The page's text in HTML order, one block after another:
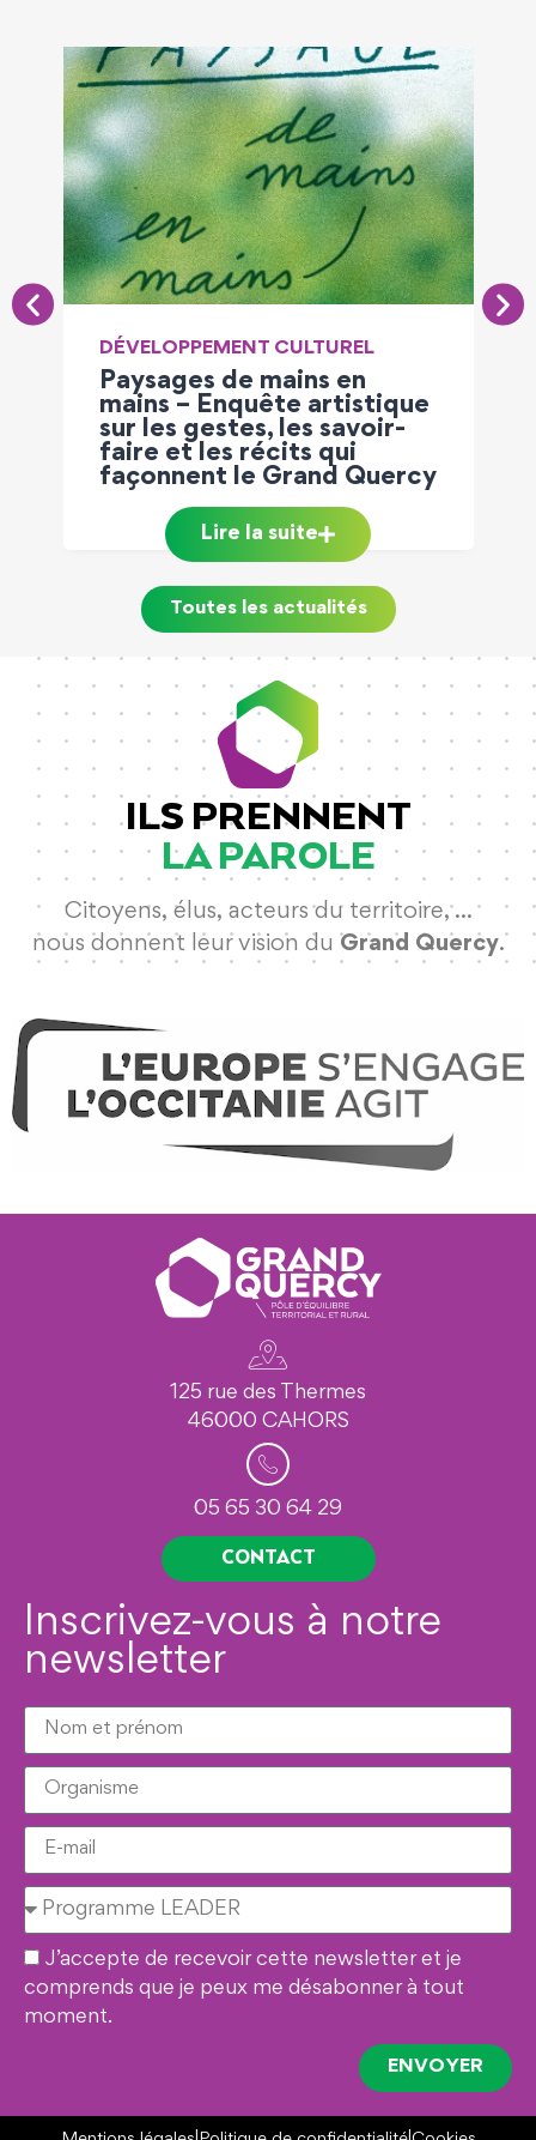
DÉVELOPPEMENT CULTUREL
Paysages de mains en
mains – Enquête artistique
sur les gestes, les savoir-
faire et les récits qui
façonnent le Grand Quercy
Lire la suite
Toutes les actualités
ILS PRENNENT
LA PAROLE
Citoyens, élus, acteurs du territoire, …
nous donnent leur vision du Grand Quercy.
125 rue des Thermes
46000 CAHORS
05 65 30 64 29
CONTACT
Inscrivez-vous à notre
newsletter
J’accepte de recevoir cette newsletter et je
comprends que je peux me désabonner à tout
moment.
ENVOYER